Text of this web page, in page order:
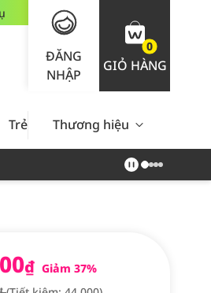
ĐĂNG
NHẬP
0
GIỎ HÀNG
Trẻ Em Nam Giới Chăm Sóc
Thương hiệu
₫ Giảm 37%